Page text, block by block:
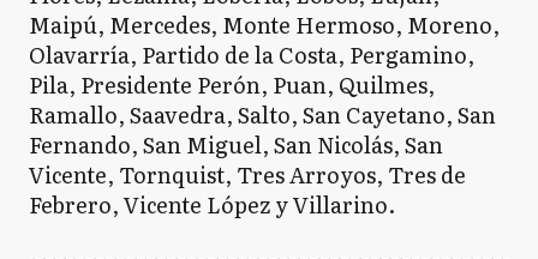
Maipú, Mercedes, Monte Hermoso, Moreno,
Olavarría, Partido de la Costa, Pergamino,
Pila, Presidente Perón, Puan, Quilmes,
Ramallo, Saavedra, Salto, San Cayetano, San
Fernando, San Miguel, San Nicolás, San
Vicente, Tornquist, Tres Arroyos, Tres de
Febrero, Vicente López y Villarino.